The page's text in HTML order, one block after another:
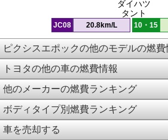
ダイハツ
タント
JC08 20.8km/L 10・15
ピクシスエポックの他のモデルの燃費
トヨタの他の車の燃費情報
他のメーカーの燃費ランキング
ボディタイプ別燃費ランキング
車を売却する